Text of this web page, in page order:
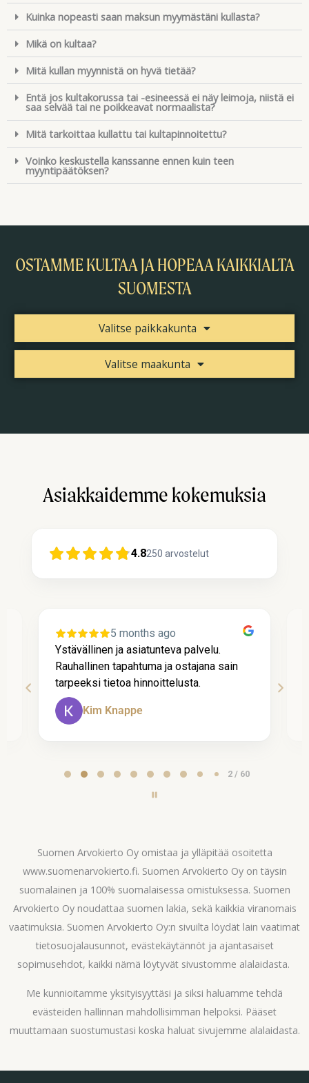
Kuinka nopeasti saan maksun myymästäni kullasta?
Mikä on kultaa?
Mitä kullan myynnistä on hyvä tietää?
Entä jos kultakorussa tai -esineessä ei näy leimoja, niistä ei
saa selvää tai ne poikkeavat normaalista?
Mitä tarkoittaa kullattu tai kultapinnoitettu?
Voinko keskustella kanssanne ennen kuin teen
myyntipäätöksen?
OSTAMME KULTAA JA HOPEAA KAIKKIALTA
SUOMESTA
Valitse paikkakunta
Valitse maakunta
Asiakkaidemme kokemuksia
4.8250 arvostelut
5 months ago
Ystävällinen ja asiatunteva palvelu.
Rauhallinen tapahtuma ja ostajana sain
tarpeeksi tietoa hinnoittelusta.
Kim Knappe
2 / 60
Suomen Arvokierto Oy omistaa ja ylläpitää osoitetta
www.suomenarvokierto.fi. Suomen Arvokierto Oy on täysin
suomalainen ja 100% suomalaisessa omistuksessa. Suomen
Arvokierto Oy noudattaa suomen lakia, sekä kaikkia viranomais
vaatimuksia. Suomen Arvokierto Oy:n sivuilta löydät lain vaatimat
tietosuojalausunnot, evästekäytännöt ja ajantasaiset
sopimusehdot, kaikki nämä löytyvät sivustomme alalaidasta.
Me kunnioitamme yksityisyyttäsi ja siksi haluamme tehdä
evästeiden hallinnan mahdollisimman helpoksi. Pääset
muuttamaan suostumustasi koska haluat sivujemme alalaidasta.